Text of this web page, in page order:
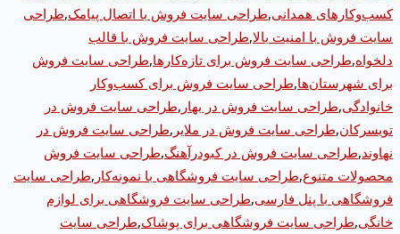
کسب‌وکارهای همدانی,طراحی سایت فروش با اتصال پیامک,طراحی
سایت فروش با امنیت بالا,طراحی سایت فروش با قالب
دلخواه,طراحی سایت فروش برای تازه‌کارها,طراحی سایت فروش
برای شهرستان‌ها,طراحی سایت فروش برای کسب‌وکار
خانوادگی,طراحی سایت فروش در بهار ,طراحی سایت فروش در
تویسرکان,طراحی سایت فروش در ملایر ,طراحی سایت فروش در
نهاوند,طراحی سایت فروش در کبودرآهنگ,طراحی سایت فروش
محصولات متنوع,طراحی سایت فروشگاهی با نمونه‌کار ,طراحی سایت
فروشگاهی با پنل فارسی,طراحی سایت فروشگاهی برای لوازم
خانگی,طراحی سایت فروشگاهی برای پوشاک,طراحی سایت